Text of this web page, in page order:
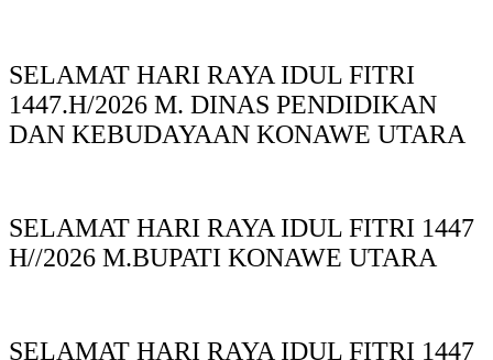
SELAMAT HARI RAYA IDUL FITRI
1447.H/2026 M. DINAS PENDIDIKAN
DAN KEBUDAYAAN KONAWE UTARA
SELAMAT HARI RAYA IDUL FITRI 1447
H//2026 M.BUPATI KONAWE UTARA
SELAMAT HARI RAYA IDUL FITRI 1447